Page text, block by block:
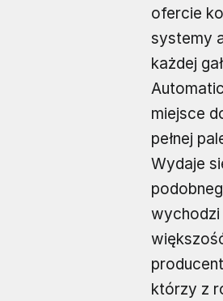
ofercie
systemy
każdej
miejsce
pełnej
Wydaje
wychodzi
którzy z